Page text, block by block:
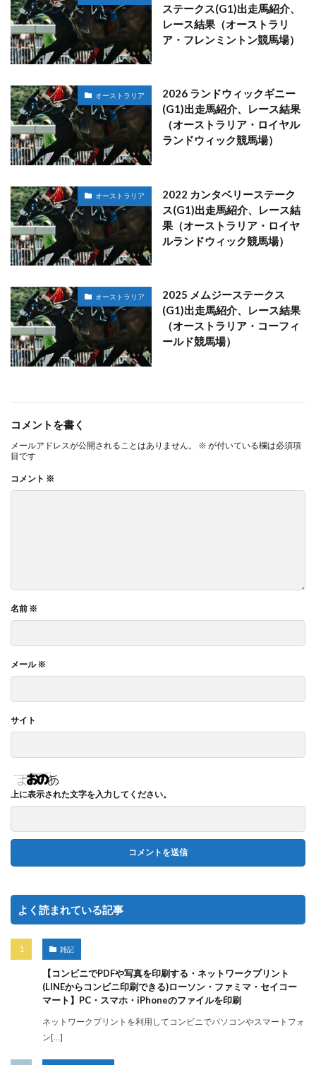
ステークス(G1)出走馬紹介、
レース結果（オーストラリ
ア・フレンミントン競馬場）
オーストラリア
2026 ランドウィックギニー
(G1)出走馬紹介、レース結果
（オーストラリア・ロイヤル
ランドウィック競馬場）
オーストラリア
2022 カンタベリーステーク
ス(G1)出走馬紹介、レース結
果（オーストラリア・ロイヤ
ルランドウィック競馬場）
オーストラリア
2025 メムジーステークス
(G1)出走馬紹介、レース結果
（オーストラリア・コーフィ
ールド競馬場）
コメントを書く
メールアドレスが公開されることはありません。 ※ が付いている欄は必須項
目です
コメント ※
名前 ※
メール※
サイト
上に表示された文字を入力してください。
よく読まれている記事
雑記
【コンビニでPDFや写真を印刷する・ネットワークプリント
(LINEからコンビニ印刷できる)ローソン・ファミマ・セイコー
マート】PC・スマホ・iPhoneのファイルを印刷
ネットワークプリントを利用してコンビニでパソコンやスマートフォ
ン[…]